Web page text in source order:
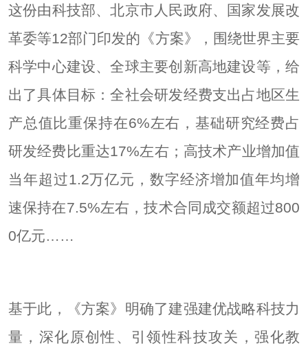
这份由科技部、北京市人民政府、国家发展改
革委等12部门印发的《方案》，围绕世界主要
科学中心建设、全球主要创新高地建设等，给
出了具体目标：全社会研发经费支出占地区生
产总值比重保持在6%左右，基础研究经费占
研发经费比重达17%左右；高技术产业增加值
当年超过1.2万亿元，数字经济增加值年均增
速保持在7.5%左右，技术合同成交额超过800
0亿元……
基于此，《方案》明确了建强建优战略科技力
量，深化原创性、引领性科技攻关，强化教